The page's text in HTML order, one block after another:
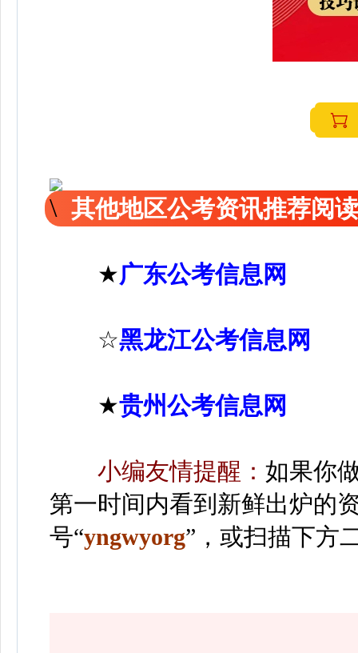
其他地区公考资讯推荐阅读
★广东公考信息网
☆黑龙江公考信息网
★贵州公考信息网
小编友情提醒： 如果你
第一时间内看到新鲜出炉的
号“yngwyorg” ，或扫描下方